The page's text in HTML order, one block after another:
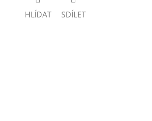
HLÍDAT SDÍLET